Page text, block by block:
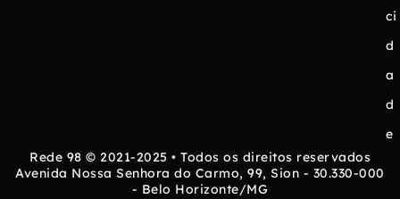
ci
d
a
d
e
Rede 98 © 2021-2025 • Todos os direitos reservados
Avenida Nossa Senhora do Carmo, 99, Sion - 30.330-000
- Belo Horizonte/MG